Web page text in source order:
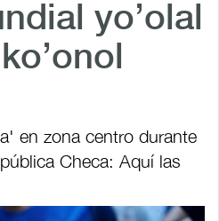
yo’olal
en zona centro durante
Checa: Aquí las